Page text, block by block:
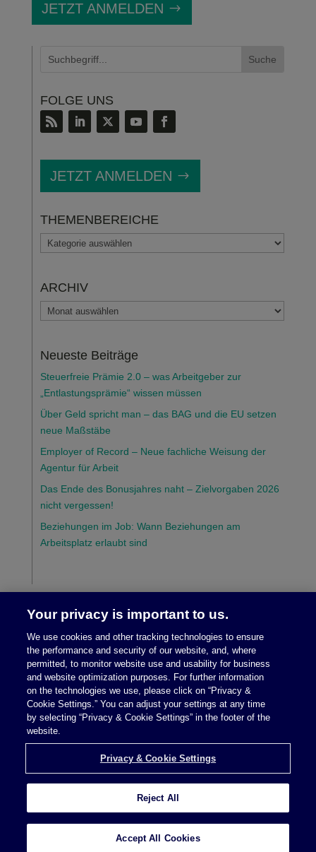
JETZT ANMELDEN
FOLGE UNS
JETZT ANMELDEN
THEMENBEREICHE
THEMENBEREICHE
ARCHIV
ARCHIV
Neueste Beiträge
Steuerfreie Prämie 2.0 – was Arbeitgeber zur
„Entlastungsprämie“ wissen müssen
Über Geld spricht man – das BAG und die EU setzen
neue Maßstäbe
Employer of Record – Neue fachliche Weisung der
Agentur für Arbeit
Das Ende des Bonusjahres naht – Zielvorgaben 2026
nicht vergessen!
Beziehungen im Job: Wann Beziehungen am
Arbeitsplatz erlaubt sind
Rechtliche Hinweise/Impressum|Datenschutz
Privacy & Cookie Settings
Anwaltswerbung © 2026 McDermott Will & Schulte
Your privacy is important to us.
We use cookies and other tracking technologies to ensure
the performance and security of our website, and, where
permitted, to monitor website use and usability for business
and website optimization purposes. For further information
on the technologies we use, please click on “Privacy &
Cookie Settings.” You can adjust your settings at any time
by selecting “Privacy & Cookie Settings” in the footer of the
website.
Privacy & Cookie Settings
Reject All
Accept All Cookies